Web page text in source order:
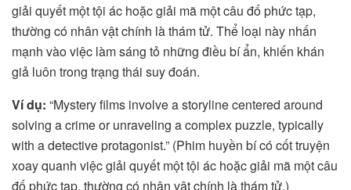
giải quyết một tội ác hoặc giải mã một câu đố phức tạp,
thường có nhân vật chính là thám tử. Thể loại này nhấn
mạnh vào việc làm sáng tỏ những điều bí ẩn, khiến khán
giả luôn trong trạng thái suy đoán.
Ví dụ: “Mystery films involve a storyline centered around
solving a crime or unraveling a complex puzzle, typically
with a detective protagonist.” (Phim huyền bí có cốt truyện
xoay quanh việc giải quyết một tội ác hoặc giải mã một câu
đố phức tạp, thường có nhân vật chính là thám tử.)